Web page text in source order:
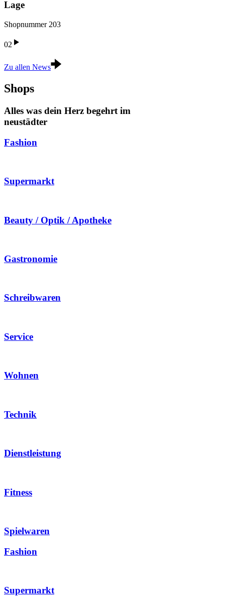
Lage
Shopnummer 203
02
Zu allen News
Shops
Alles was dein Herz begehrt im
neustädter
Fashion
Supermarkt
Beauty / Optik / Apotheke
Gastronomie
Schreibwaren
Service
Wohnen
Technik
Dienstleistung
Fitness
Spielwaren
Fashion
Supermarkt